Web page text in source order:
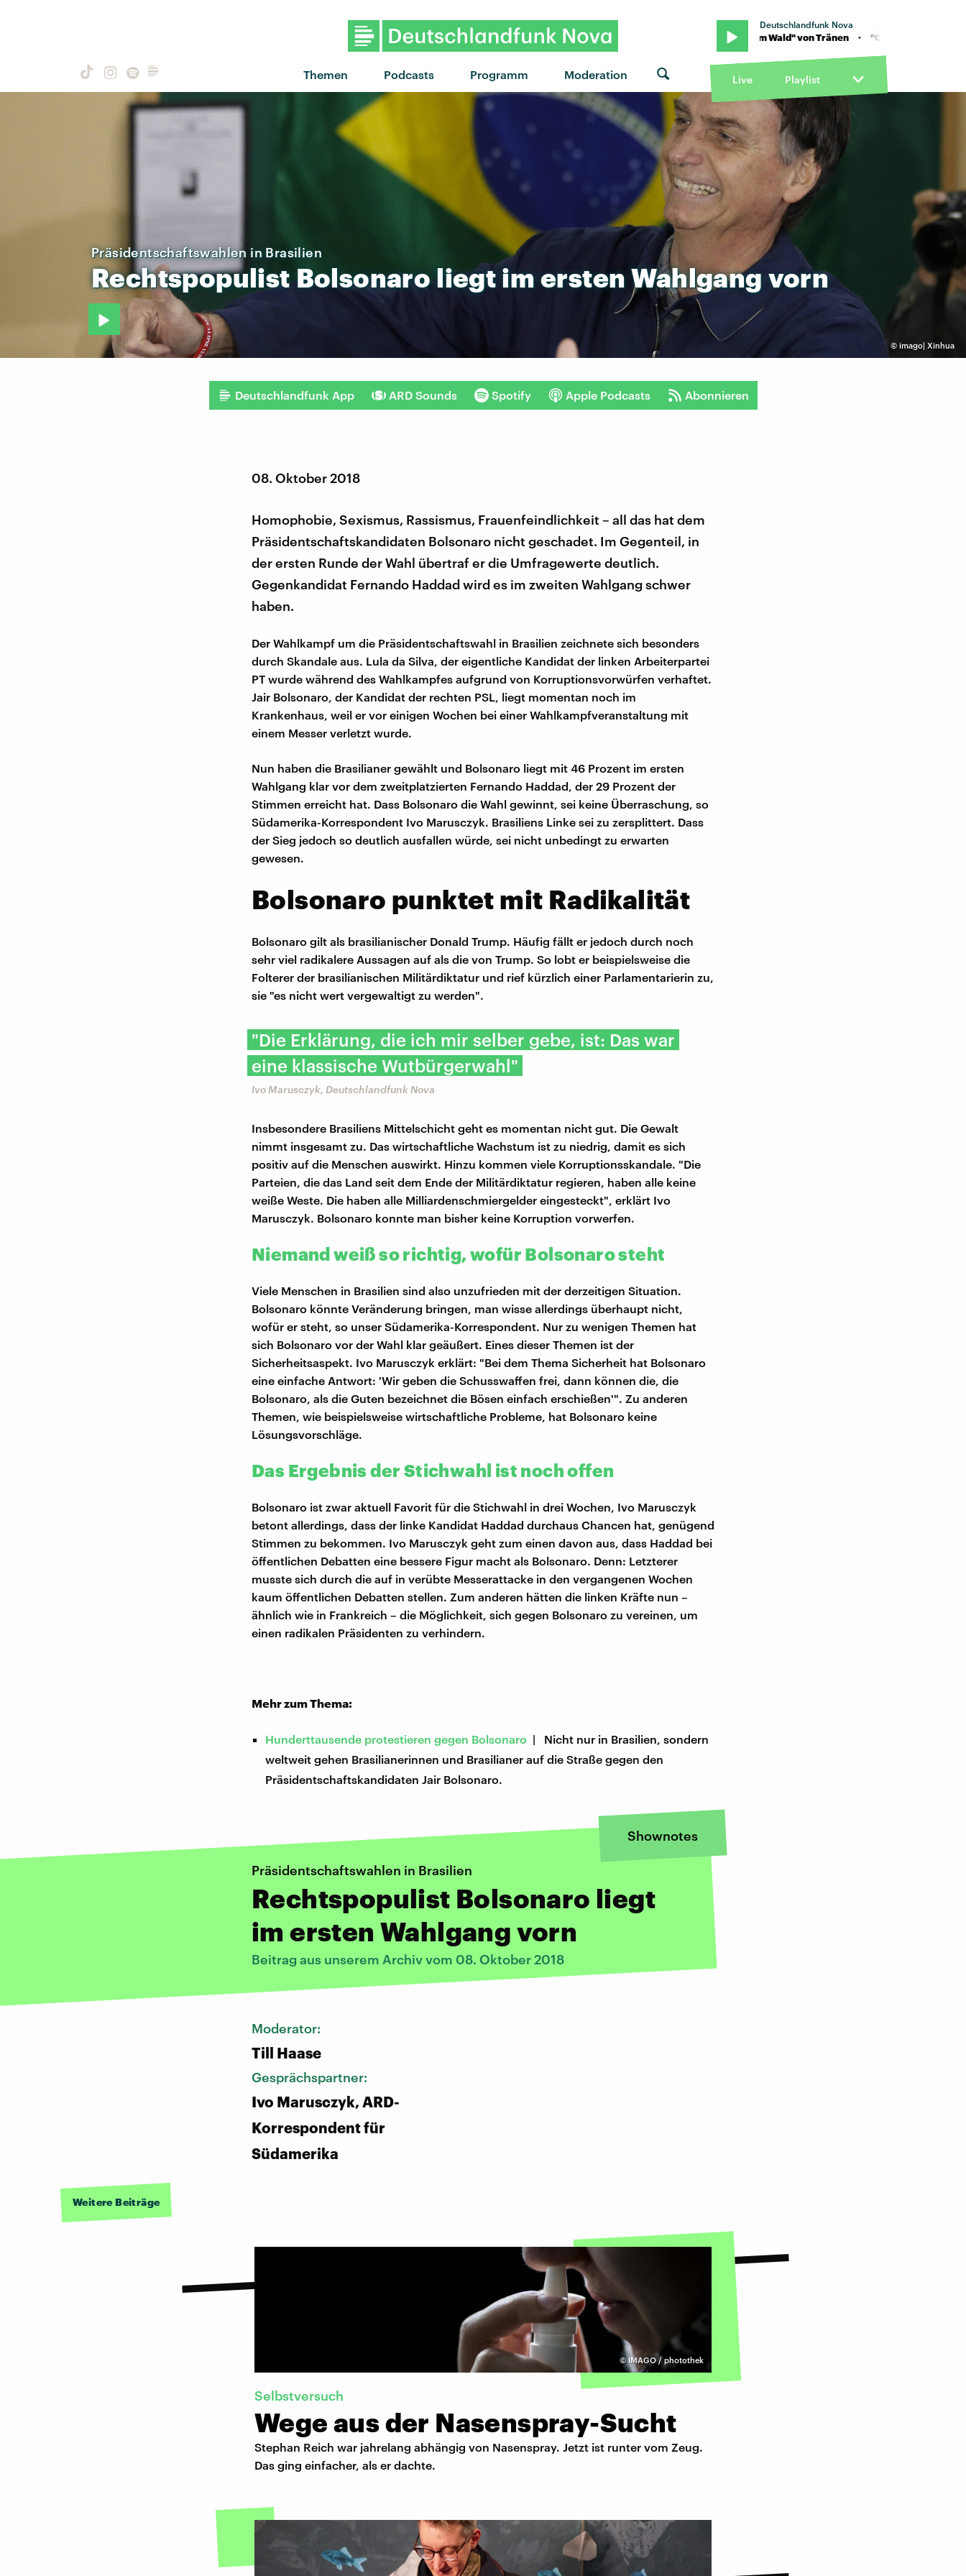
Themen Podcasts Programm Moderation
Deutschlandfunk Nova
"Chrom im Wald" von Tränen · "Chrom im Wald" von Tränen · "Chrom im Wald" von Tränen
Live Playlist
© imago| Xinhua
Präsidentschaftswahlen in Brasilien
RechtspopulistBolsonaroliegt im ersten Wahlgang vorn
Deutschlandfunk App ARD Sounds Spotify Apple Podcasts Abonnieren
08. Oktober 2018
Homophobie, Sexismus, Rassismus, Frauenfeindlichkeit – all das hat dem
Präsidentschaftskandidaten Bolsonaro nicht geschadet. Im Gegenteil, in
der ersten Runde der Wahl übertraf er die Umfragewerte deutlich.
Gegenkandidat Fernando Haddad wird es im zweiten Wahlgang schwer
haben.
Der Wahlkampf um die Präsidentschaftswahl in Brasilien zeichnete sich besonders
durch Skandale aus. Lula da Silva, der eigentliche Kandidat der linken Arbeiterpartei
PT wurde während des Wahlkampfes aufgrund von Korruptionsvorwürfen verhaftet.
Jair Bolsonaro, der Kandidat der rechten PSL, liegt momentan noch im
Krankenhaus, weil er vor einigen Wochen bei einer Wahlkampfveranstaltung mit
einem Messer verletzt wurde.
Nun haben die Brasilianer gewählt und Bolsonaro liegt mit 46 Prozent im ersten
Wahlgang klar vor dem zweitplatzierten Fernando Haddad, der 29 Prozent der
Stimmen erreicht hat. Dass Bolsonaro die Wahl gewinnt, sei keine Überraschung, so
Südamerika-Korrespondent Ivo Marusczyk. Brasiliens Linke sei zu zersplittert. Dass
der Sieg jedoch so deutlich ausfallen würde, sei nicht unbedingt zu erwarten
gewesen.
Bolsonaro punktet mit Radikalität
Bolsonaro gilt als brasilianischer Donald Trump. Häufig fällt er jedoch durch noch
sehr viel radikalere Aussagen auf als die von Trump. So lobt er beispielsweise die
Folterer der brasilianischen Militärdiktatur und rief kürzlich einer Parlamentarierin zu,
sie "es nicht wert vergewaltigt zu werden".
"Die Erklärung, die ich mir selber gebe, ist: Das war
eine klassische Wutbürgerwahl"
Ivo Marusczyk, Deutschlandfunk Nova
Insbesondere Brasiliens Mittelschicht geht es momentan nicht gut. Die Gewalt
nimmt insgesamt zu. Das wirtschaftliche Wachstum ist zu niedrig, damit es sich
positiv auf die Menschen auswirkt. Hinzu kommen viele Korruptionsskandale. "Die
Parteien, die das Land seit dem Ende der Militärdiktatur regieren, haben alle keine
weiße Weste. Die haben alle Milliardenschmiergelder eingesteckt", erklärt Ivo
Marusczyk. Bolsonaro konnte man bisher keine Korruption vorwerfen.
Niemand weiß so richtig, wofür Bolsonaro steht
Viele Menschen in Brasilien sind also unzufrieden mit der derzeitigen Situation.
Bolsonaro könnte Veränderung bringen, man wisse allerdings überhaupt nicht,
wofür er steht, so unser Südamerika-Korrespondent. Nur zu wenigen Themen hat
sich Bolsonaro vor der Wahl klar geäußert. Eines dieser Themen ist der
Sicherheitsaspekt. Ivo Marusczyk erklärt: "Bei dem Thema Sicherheit hat Bolsonaro
eine einfache Antwort: 'Wir geben die Schusswaffen frei, dann können die, die
Bolsonaro, als die Guten bezeichnet die Bösen einfach erschießen'". Zu anderen
Themen, wie beispielsweise wirtschaftliche Probleme, hat Bolsonaro keine
Lösungsvorschläge.
Das Ergebnis der Stichwahl ist noch offen
Bolsonaro ist zwar aktuell Favorit für die Stichwahl in drei Wochen, Ivo Marusczyk
betont allerdings, dass der linke Kandidat Haddad durchaus Chancen hat, genügend
Stimmen zu bekommen. Ivo Marusczyk geht zum einen davon aus, dass Haddad bei
öffentlichen Debatten eine bessere Figur macht als Bolsonaro. Denn: Letzterer
musste sich durch die auf in verübte Messerattacke in den vergangenen Wochen
kaum öffentlichen Debatten stellen. Zum anderen hätten die linken Kräfte nun –
ähnlich wie in Frankreich – die Möglichkeit, sich gegen Bolsonaro zu vereinen, um
einen radikalen Präsidenten zu verhindern.
Mehr zum Thema:
Hunderttausende protestieren gegen Bolsonaro | Nicht nur in Brasilien, sondern
weltweit gehen Brasilianerinnen und Brasilianer auf die Straße gegen den
Präsidentschaftskandidaten Jair Bolsonaro.
Shownotes
Präsidentschaftswahlen in Brasilien
Rechtspopulist Bolsonaro liegt
im ersten Wahlgang vorn
Beitrag aus unserem Archiv vom 08. Oktober 2018
Moderator:
Till Haase
Gesprächspartner:
Ivo Marusczyk, ARD-
Korrespondent für
Südamerika
Weitere Beiträge
© IMAGO / photothek
Selbstversuch
Wege aus der Nasenspray-Sucht
Stephan Reich war jahrelang abhängig von Nasenspray. Jetzt ist runter vom Zeug.
Das ging einfacher, als er dachte.